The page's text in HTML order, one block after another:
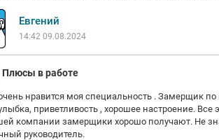
Евгений
14:42 09.08.2024
Плюсы в работе
нравится моя специальность . Замерщик
приветливость , хорошее настроение.
компании замерщики хорошо получают. Не
руководитель.